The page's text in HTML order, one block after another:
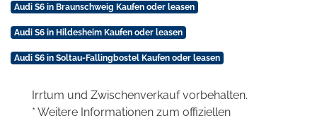
Audi S6 in Braunschweig Kaufen oder leasen
Audi S6 in Hildesheim Kaufen oder leasen
Audi S6 in Soltau-Fallingbostel Kaufen oder leasen
Irrtum und Zwischenverkauf vorbehalten.
* Weitere Informationen zum offiziellen